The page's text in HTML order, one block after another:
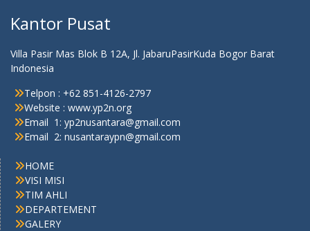
Kantor Pusat
Villa Pasir Mas Blok B 12A, Jl. JabaruPasirKuda Bogor Barat
Indonesia
Telpon : +62 851-4126-2797
Website : www.yp2n.org
Email 1: yp2nusantara@gmail.com
Email 2: nusantaraypn@gmail.com
HOME
VISI MISI
TIM AHLI
DEPARTEMENT
GALERY